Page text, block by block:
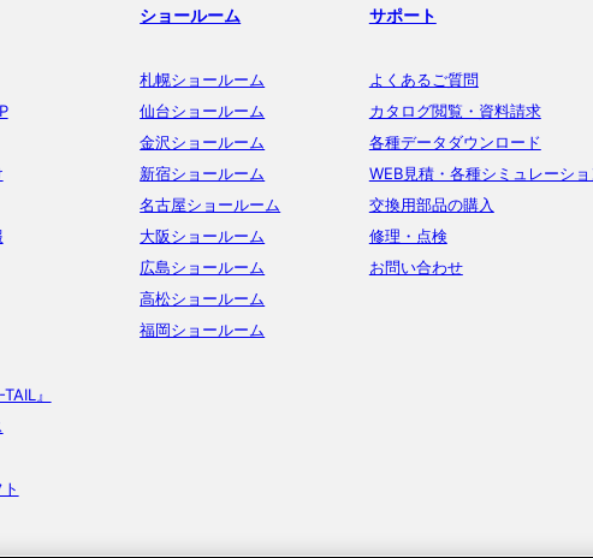
』
ショールーム
札幌ショールーム
仙台ショールーム
金沢ショールーム
新宿ショールーム
名古屋ショールーム
大阪ショールーム
広島ショールーム
高松ショールーム
福岡ショールーム
サポート
よくあるご質問
カタログ閲覧・資料請求
各種データダウンロード
WEB見積・各種シミュレーショ
交換用部品の購入
修理・点検
お問い合わせ